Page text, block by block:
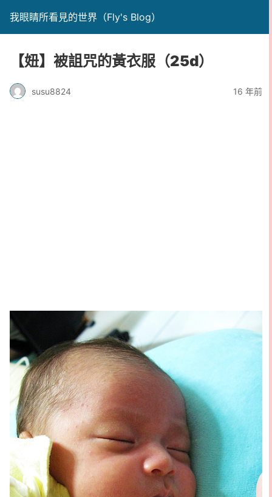
我眼睛所看見的世界（Fly's Blog）
【妞】被詛咒的黃衣服（25d）
susu8824 16 年前